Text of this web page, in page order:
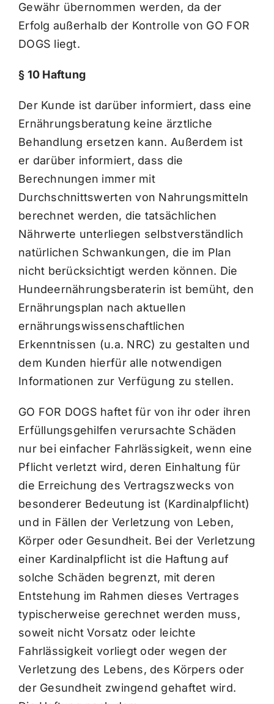
Gewähr übernommen werden, da der
Erfolg außerhalb der Kontrolle von GO FOR
DOGS liegt.
§ 10 Haftung
Der Kunde ist darüber informiert, dass eine
Ernährungsberatung keine ärztliche
Behandlung ersetzen kann. Außerdem ist
er darüber informiert, dass die
Berechnungen immer mit
Durchschnittswerten von Nahrungsmitteln
berechnet werden, die tatsächlichen
Nährwerte unterliegen selbstverständlich
natürlichen Schwankungen, die im Plan
nicht berücksichtigt werden können. Die
Hundeernährungsberaterin ist bemüht, den
Ernährungsplan nach aktuellen
ernährungswissenschaftlichen
Erkenntnissen (u.a. NRC) zu gestalten und
dem Kunden hierfür alle notwendigen
Informationen zur Verfügung zu stellen.
GO FOR DOGS haftet für von ihr oder ihren
Erfüllungsgehilfen verursachte Schäden
nur bei einfacher Fahrlässigkeit, wenn eine
Pflicht verletzt wird, deren Einhaltung für
die Erreichung des Vertragszwecks von
besonderer Bedeutung ist (Kardinalpflicht)
und in Fällen der Verletzung von Leben,
Körper oder Gesundheit. Bei der Verletzung
einer Kardinalpflicht ist die Haftung auf
solche Schäden begrenzt, mit deren
Entstehung im Rahmen dieses Vertrages
typischerweise gerechnet werden muss,
soweit nicht Vorsatz oder leichte
Fahrlässigkeit vorliegt oder wegen der
Verletzung des Lebens, des Körpers oder
der Gesundheit zwingend gehaftet wird.